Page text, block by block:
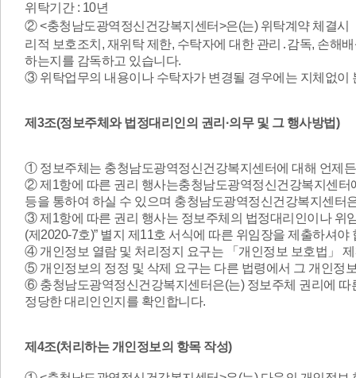
위탁기간 : 10년
②<충청남도광역정신건강복지센터>은(는) 위탁계약 체결시
리적 보호조치, 재위탁 제한, 수탁자에 대한 관리․감독, 손해
하는지를 감독하고 있습니다.
③ 위탁업무의 내용이나 수탁자가 변경될 경우에는 지체없이
제3조(정보주체와 법정대리인의 권리·의무 및 그 행사방법)
① 정보주체는 충청남도광역정신건강복지센터에 대해 언제
② 제1항에 따른 권리 행사는충청남도광역정신건강복지센터
등을 통하여 하실 수 있으며 충청남도광역정신건강복지센터
③ 제1항에 따른 권리 행사는 정보주체의 법정대리인이나 위
(제2020-7호)” 별지 제11호 서식에 따른 위임장을 제출하셔야
④ 개인정보 열람 및 처리정지 요구는 「개인정보 보호법」
⑤ 개인정보의 정정 및 삭제 요구는 다른 법령에서 그 개인정
⑥ 충청남도광역정신건강복지센터은(는) 정보주체 권리에 따
정당한 대리인인지를 확인합니다.
제4조(처리하는 개인정보의 항목 작성)